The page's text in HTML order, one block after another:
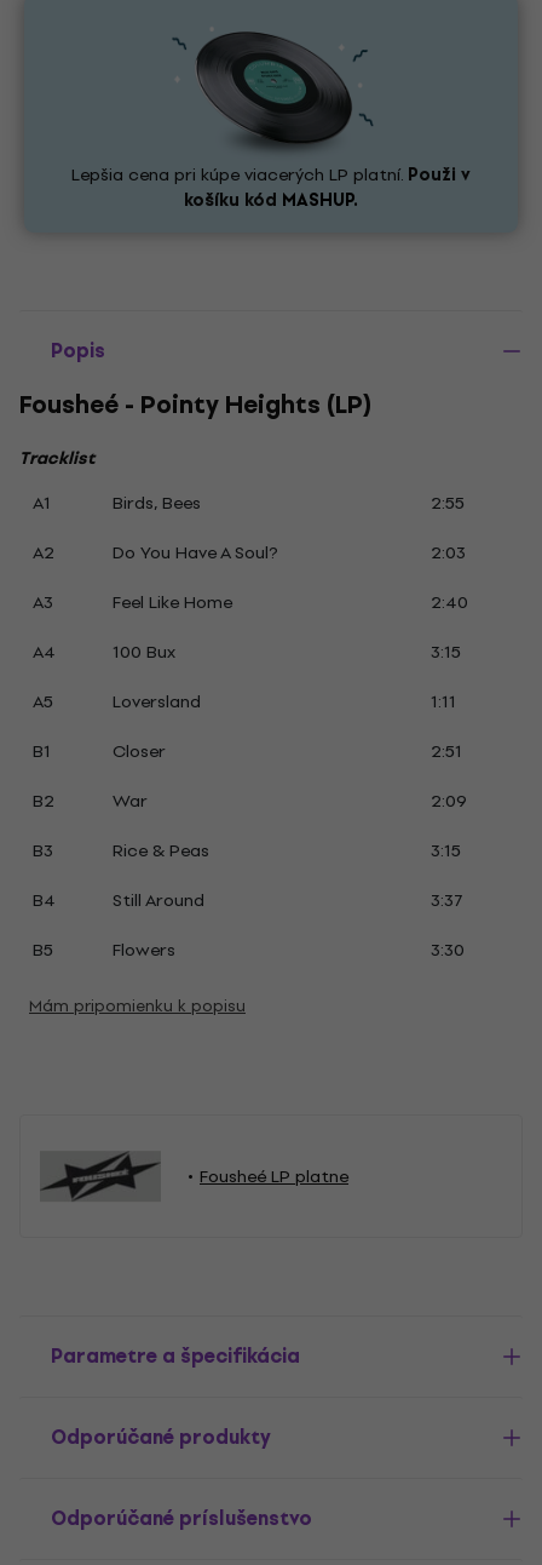
Lepšia cena pri kúpe viacerých LP platní. Použi v
košíku kód MASHUP.
Popis
Fousheé - Pointy Heights (LP)
Tracklist
A1
Birds, Bees
2:55
A2
Do You Have A Soul?
2:03
A3
Feel Like Home
2:40
A4
100 Bux
3:15
A5
Loversland
1:11
B1
Closer
2:51
B2
War
2:09
B3
Rice & Peas
3:15
B4
Still Around
3:37
B5
Flowers 3:30
Mám pripomienku k popisu
Fousheé LP platne
Parametre a špecifikácia
Odporúčané produkty
Odporúčané príslušenstvo